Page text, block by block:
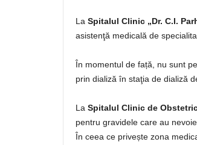
La Spitalul Clinic „Dr. C.I.
asistenţă medicală de
În momentul de față, nu sunt
prin dializă în staţia de dializă
La Spitalul Clinic de
pentru gravidele care au
În ceea ce privește zona